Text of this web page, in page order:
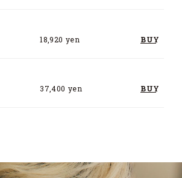
18,920 yen BUY
37,400 yen BUY